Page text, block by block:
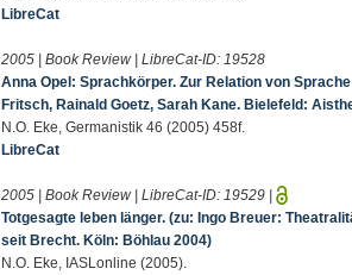
LibreCat
2005 | Book Review | LibreCat-ID: 19528
Anna Opel: Sprachkörper. Zur Relation von
Fritsch, Rainald Goetz, Sarah Kane. Bielefeld:
N.O. Eke, Germanistik 46 (2005) 458f.
LibreCat
2005 | Book Review | LibreCat-ID: 19529 |
Totgesagte leben länger. (zu: Ingo Breuer:
seit Brecht. Köln: Böhlau 2004)
N.O. Eke, IASLonline (2005).